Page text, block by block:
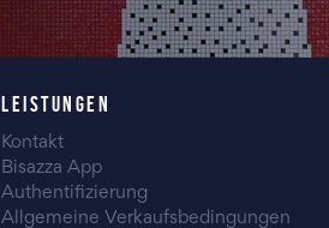
LEISTUNGEN
Kontakt
Bisazza App
Authentifizierung
Allgemeine Verkaufsbedingungen